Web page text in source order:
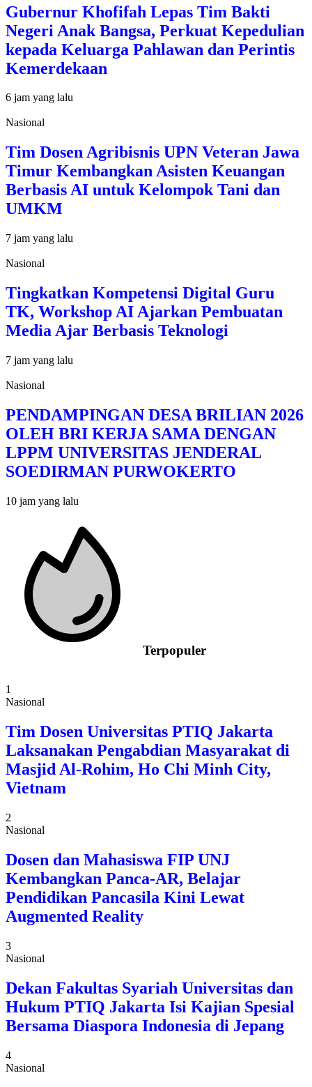
Gubernur Khofifah Lepas Tim Bakti
Negeri Anak Bangsa, Perkuat Kepedulian
kepada Keluarga Pahlawan dan Perintis
Kemerdekaan
6 jam yang lalu
Nasional
Tim Dosen Agribisnis UPN Veteran Jawa
Timur Kembangkan Asisten Keuangan
Berbasis AI untuk Kelompok Tani dan
UMKM
7 jam yang lalu
Nasional
Tingkatkan Kompetensi Digital Guru
TK, Workshop AI Ajarkan Pembuatan
Media Ajar Berbasis Teknologi
7 jam yang lalu
Nasional
PENDAMPINGAN DESA BRILIAN 2026
OLEH BRI KERJA SAMA DENGAN
LPPM UNIVERSITAS JENDERAL
SOEDIRMAN PURWOKERTO
10 jam yang lalu
Terpopuler
1
Nasional
Tim Dosen Universitas PTIQ Jakarta
Laksanakan Pengabdian Masyarakat di
Masjid Al-Rohim, Ho Chi Minh City,
Vietnam
2
Nasional
Dosen dan Mahasiswa FIP UNJ
Kembangkan Panca-AR, Belajar
Pendidikan Pancasila Kini Lewat
Augmented Reality
3
Nasional
Dekan Fakultas Syariah Universitas dan
Hukum PTIQ Jakarta Isi Kajian Spesial
Bersama Diaspora Indonesia di Jepang
4
Nasional